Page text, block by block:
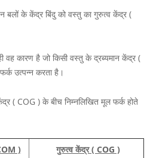
बलों के केंद्र बिंदु को वस्तु का गुरुत्व केंद्र (
वह कारण है जो किसी वस्तु के द्रब्यमान केंद्र (
उत्पन्न करता है।
( COG ) के बीच निम्नलिखित मूल फर्क होते
) गुरुत्व केंद्र( COG )